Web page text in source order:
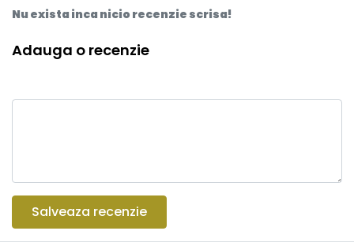
Nu exista inca nicio recenzie scrisa!
Adauga o recenzie
Salveaza recenzie